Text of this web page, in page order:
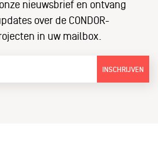
nieuwsbrief en ontvang
over de CONDOR-
in uw mailbox.
INSCHRIJVEN